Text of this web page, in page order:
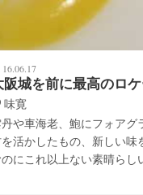
16.06.17
阪城を前に最高のロ
味寛
や車海老、鮑にフォアグ
活かしたもの、新しい味
にこれ以上ない素晴らし